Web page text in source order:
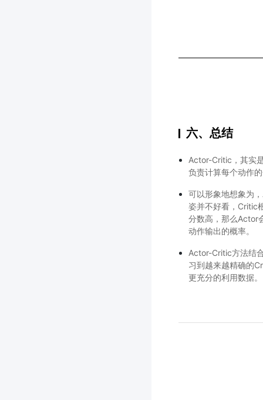
六、总结
Actor-Critic，其实
负责计算每个动作
可以形象地想象为
姿并不好看，Critic
分数高，那么Actor
动作输出的概率。
Actor-Critic方法结
习到越来越精确的
更充分的利用数据。